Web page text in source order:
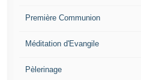
Première Communion
Méditation d'Evangile
Pèlerinage